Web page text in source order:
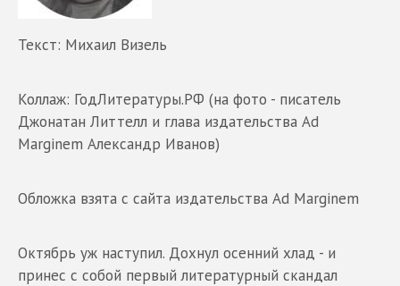
Текст: Михаил Визель
Коллаж: ГодЛитературы.РФ (на фото - писатель
Джонатан Литтелл и глава издательства Ad
Marginem Александр Иванов)
Обложка взята с сайта издательства Ad Marginem
Октябрь уж наступил. Дохнул осенний хлад - и
принес с собой первый литературный скандал